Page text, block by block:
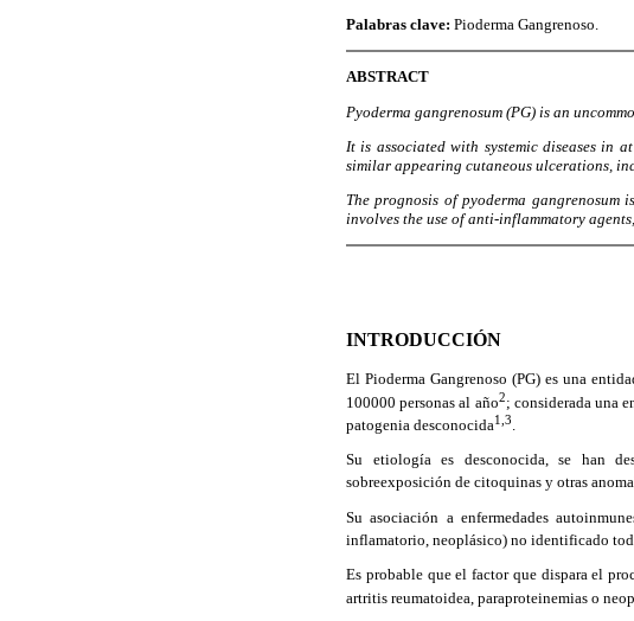
Palabras clave: Pioderma Gangrenoso.
ABSTRACT
Pyoderma gangrenosum (PG) is an
It is associated with systemic diseases in
similar appearing cutaneous ulcerations,
The prognosis of pyoderma gangrenosum
involves the use of anti-inflammatory
INTRODUCCIÓN
El Pioderma Gangrenoso (PG) es una
100000 personas al año2; considerada una
patogenia desconocida1,3
Su etiología es desconocida, se han
sobreexposición de citoquinas y otras
Su asociación a enfermedades
inflamatorio, neoplásico) no identificado
Es probable que el factor que dispara el
artritis reumatoidea, paraproteinemias o